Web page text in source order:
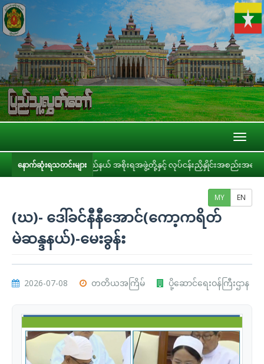
နောက်ဆုံးရသတင်းများ
ဒေသကြီး/ပြည်နယ် အစိုးရအဖွဲ့တို့နှင့် လုပ်ငန်းညှိနှိုင်းအစည်းအဝေး ကျင်းပ
MY EN
(ဃ)- ဒေါ်ခင်နီနီအောင်(ကော့ကရိတ်
မဲဆန္ဒနယ်)-မေးခွန်း
2026-07-08 တတိယအကြိမ် ပို့ဆောင်ရေးဝန်ကြီးဌာန